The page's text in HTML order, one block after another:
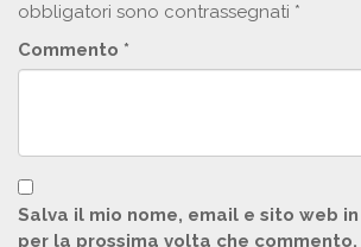
obbligatori sono contrassegnati *
Commento *
Salva il mio nome, email e sito web
per la prossima volta che commento.